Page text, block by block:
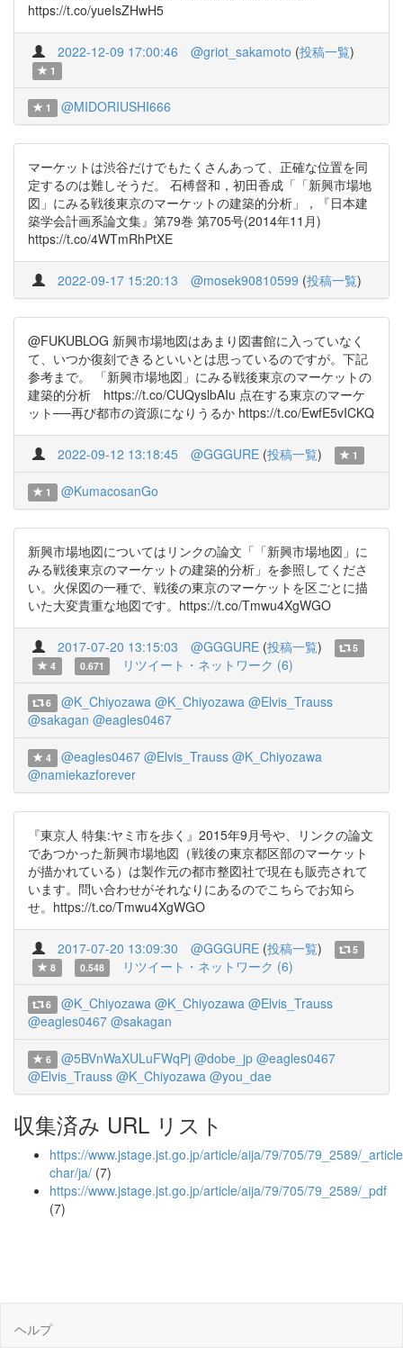
https://t.co/yueIsZHwH5
2022-12-09 17:00:46 @griot_sakamoto (投稿一覧)
1
1 @MIDORIUSHI666
マーケットは渋谷だけでもたくさんあって、正確な位置を同
定するのは難しそうだ。 石榑督和，初田香成「「新興市場地
図」にみる戦後東京のマーケットの建築的分析」，『日本建
築学会計画系論文集』第79巻 第705号(2014年11月)
https://t.co/4WTmRhPtXE
2022-09-17 15:20:13 @mosek90810599 (投稿一覧)
@FUKUBLOG 新興市場地図はあまり図書館に入っていなく
て、いつか復刻できるといいとは思っているのですが。下記
参考まで。 「新興市場地図」にみる戦後東京のマーケットの
建築的分析 https://t.co/CUQyslbAIu 点在する東京のマーケ
ット──再び都市の資源になりうるか https://t.co/EwfE5vICKQ
2022-09-12 13:18:45 @GGGURE (投稿一覧) 1
1 @KumacosanGo
新興市場地図についてはリンクの論文「「新興市場地図」に
みる戦後東京のマーケットの建築的分析」を参照してくださ
い。火保図の一種で、戦後の東京のマーケットを区ごとに描
いた大変貴重な地図です。https://t.co/Tmwu4XgWGO
2017-07-20 13:15:03 @GGGURE (投稿一覧)
5
4
0.671 リツイート・ネットワーク (6)
6 @K_Chiyozawa @K_Chiyozawa @Elvis_Trauss
@sakagan @eagles0467
4 @eagles0467 @Elvis_Trauss @K_Chiyozawa
@namiekazforever
『東京人 特集:ヤミ市を歩く』2015年9月号や、リンクの論文
であつかった新興市場地図（戦後の東京都区部のマーケット
が描かれている）は製作元の都市整図社で現在も販売されて
います。問い合わせがそれなりにあるのでこちらでお知ら
せ。https://t.co/Tmwu4XgWGO
2017-07-20 13:09:30 @GGGURE (投稿一覧)
5
8
0.548 リツイート・ネットワーク (6)
6 @K_Chiyozawa @K_Chiyozawa @Elvis_Trauss
@eagles0467 @sakagan
6 @5BVnWaXULuFWqPj @dobe_jp @eagles0467
@Elvis_Trauss @K_Chiyozawa @you_dae
収集済み URL リスト
https://www.jstage.jst.go.jp/article/aija/79/705/79_2589/
char/ja/ (7)
https://www.jstage.jst.go.jp/article/aija/79/705/79_2589/_pdf
(7)
ヘルプ